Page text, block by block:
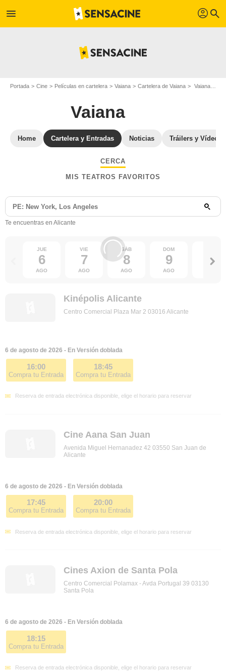
menu profil search
Portada Cine Películas en cartelera Vaiana Cartelera de Vaiana Vaiana: Cine y horarios en Alicante
Vaiana
Home Cartelera y Entradas Noticias Tráilers y Vídeos
CERCA
MIS TEATROS FAVORITOS
Te encuentras en Alicante
JUE
6
AGO
VIE
7
AGO
SÁB
8
AGO
DOM
9
AGO
10
Kinépolis Alicante
Centro Comercial Plaza Mar 2 03016 Alicante
6 de agosto de 2026 - En Versión doblada
16:00
Compra tu Entrada
18:45
Compra tu Entrada
Reserva de entrada electrónica disponible, elige el horario para reservar
Cine Aana San Juan
Avenida Miguel Hernanadez 42 03550 San Juan de
Alicante
6 de agosto de 2026 - En Versión doblada
17:45
Compra tu Entrada
20:00
Compra tu Entrada
Reserva de entrada electrónica disponible, elige el horario para reservar
Cines Axion de Santa Pola
Centro Comercial Polamax - Avda Portugal 39 03130
Santa Pola
6 de agosto de 2026 - En Versión doblada
18:15
Compra tu Entrada
Reserva de entrada electrónica disponible, elige el horario para reservar